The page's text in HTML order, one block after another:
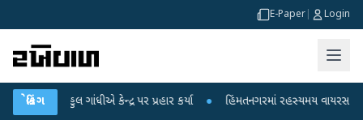
E-Paper Login
બ્રેકિંગ
ગાંધીએ કેન્દ્ર પર પ્રહાર કર્યા ● હિંમતનગરમાં રહસ્યમય વાયરસ કે ચાંદીપુરા? 6